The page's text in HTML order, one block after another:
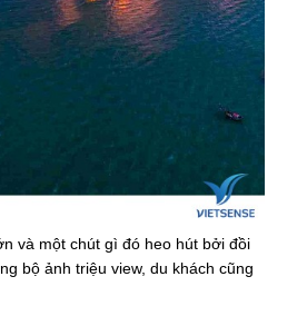
và một chút gì đó heo hút bởi đồi
bộ ảnh triệu view, du khách cũng